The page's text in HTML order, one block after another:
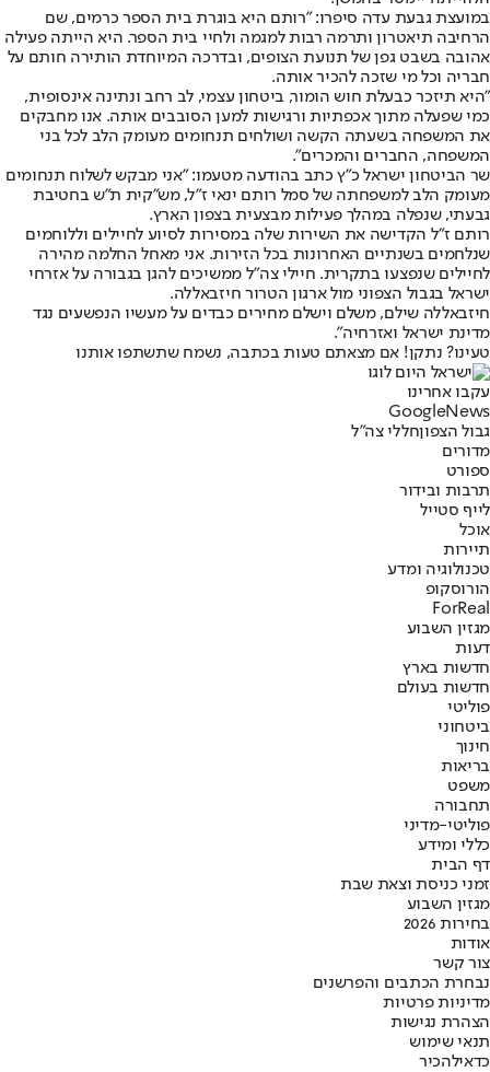
במועצת גבעת עדה סיפרו: "רותם היא בוגרת בית הספר כרמים, שם
הרחיבה תיאטרון ותרמה רבות למגמה ולחיי בית הספר. היא הייתה פעילה
אהובה בשבט גפן של תנועת הצופים, ובדרכה המיוחדת הותירה חותם על
חבריה וכל מי שזכה להכיר אותה.
"היא תיזכר כבעלת חוש הומור, ביטחון עצמי, לב רחב ונתינה אינסופית,
כמי שפעלה מתוך אכפתיות ורגישות למען הסובבים אותה. אנו מחבקים
את המשפחה בשעתה הקשה ושולחים תנחומים מעומק הלב לכל בני
המשפחה, החברים והמכרים".
שר הביטחון ישראל כ"ץ כתב בהודעה מטעמו: "אני מבקש לשלוח תנחומים
מעומק הלב למשפחתה של סמל רותם ינאי ז"ל, מש"קית ת"ש בחטיבת
גבעתי, שנפלה במהלך פעילות מבצעית בצפון הארץ.
רותם ז"ל הקדישה את השירות שלה במסירות לסיוע לחיילים וללוחמים
שנלחמים בשנתיים האחרונות בכל הזירות. אני מאחל החלמה מהירה
לחיילים שנפצעו בתקרית. חיילי צה"ל ממשיכים להגן בגבורה על אזרחי
ישראל בגבול הצפוני מול ארגון הטרור חיזבאללה.
חיזבאללה שילם, משלם וישלם מחירים כבדים על מעשיו הנפשעים נגד
מדינת ישראל ואזרחיה".
טעינו? נתקן! אם מצאתם טעות בכתבה, נשמח שתשתפו אותנו
עקבו אחרינו
Googl eNews
גבול הצפוןחללי צה"ל
מדורים
ספורט
תרבות ובידור
לייף סטייל
אוכל
תיירות
טכנולוגיה ומדע
הורוסקופ
ForReal
מגזין השבוע
דעות
חדשות בארץ
חדשות בעולם
פוליטי
ביטחוני
חינוך
בריאות
משפט
תחבורה
פוליטי-מדיני
כללי ומידע
דף הבית
זמני כניסת וצאת שבת
מגזין השבוע
בחירות 2026
אודות
צור קשר
נבחרת הכתבים והפרשנים
מדיניות פרטיות
הצהרת נגישות
תנאי שימוש
כדאילהכיר